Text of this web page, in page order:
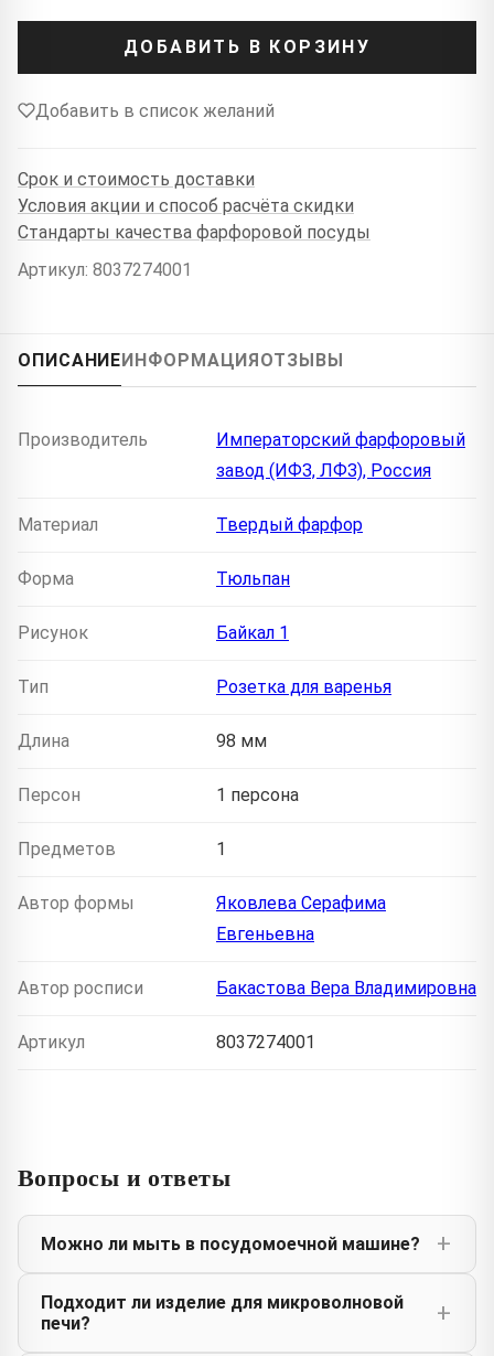
ДОБАВИТЬ В КОРЗИНУ
Добавить в список желаний
Срок и стоимость доставки
Условия акции и способ расчёта скидки
Стандарты качества фарфоровой посуды
Артикул: 8037274001
ОПИСАНИЕИНФОРМАЦИЯОТЗЫВЫ
Производитель
Императорский фарфоровый
завод (ИФЗ, ЛФЗ), Россия
Материал Твердый фарфор
Форма Тюльпан
Рисунок Байкал 1
Тип Розетка для варенья
Длина 98 мм
Персон 1 персона
Предметов 1
Автор формы
Яковлева Серафима
Евгеньевна
Автор росписи Бакастова Вера Владимировна
Артикул 8037274001
Вопросы и ответы
Можно ли мыть в посудомоечной машине?
Подходит ли изделие для микроволновой
печи?